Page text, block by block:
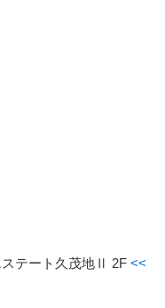
ステート久茂地Ⅱ 2F <<